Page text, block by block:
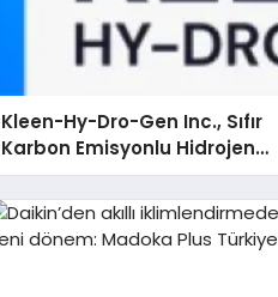
Kleen-Hy-Dro-Gen Inc., Sıfır
Karbon Emisyonlu Hidrojen
Isıtma Teknolojisinde ISO ve
TSSA Düzenleyici Onaylarını
Aldı